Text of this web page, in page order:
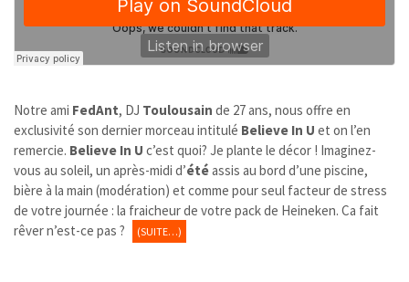
Notre ami FedAnt, DJ Toulousain de 27 ans, nous offre en
exclusivité son dernier morceau intitulé Believe In U et on l’en
remercie. Believe In U c’est quoi? Je plante le décor ! Imaginez-
vous au soleil, un après-midi d’étéassis au bord d’une piscine,
bière à la main (modération) et comme pour seul facteur de stress
de votre journée : la fraicheur de votre pack de Heineken. Ca fait
rêver n’est-ce pas ?
(SUITE…)